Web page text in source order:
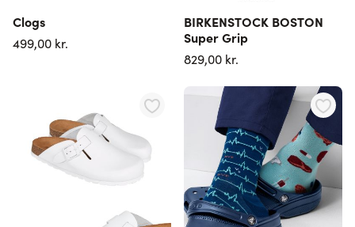
Clogs
499,00 kr.
BIRKENSTOCK BOSTON
Super Grip
829,00 kr.